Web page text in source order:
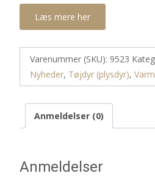
Læs mere her
Varenummer (SKU): 9523
Nyheder, Tøjdyr (plysdyr),
Anmeldelser (0)
Anmeldelser